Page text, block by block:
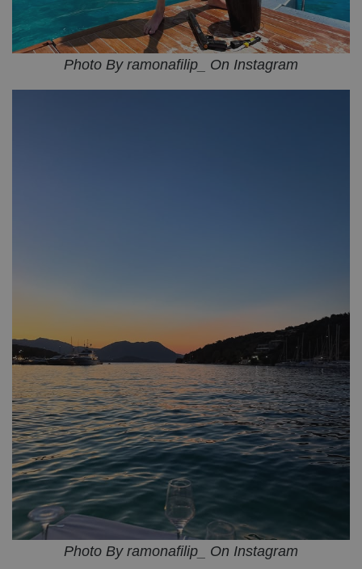
Photo By ramonafilip_ On Instagram
Photo By ramonafilip_ On Instagram